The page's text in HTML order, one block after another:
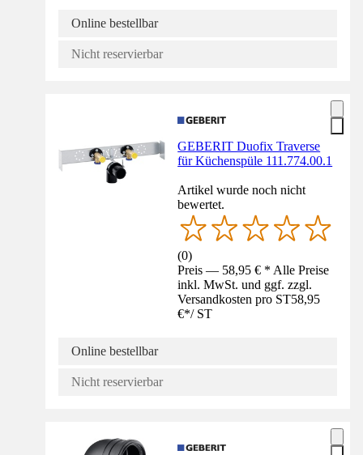
Online bestellbar
Nicht reservierbar
GEBERIT Duofix Traverse
für Küchenspüle 111.774.00.1
Artikel wurde noch nicht
bewertet.
(0)
Preis — 58,95 € * Alle Preise
inkl. MwSt. und ggf. zzgl.
Versandkosten pro ST58,95
€*/ ST
Online bestellbar
Nicht reservierbar